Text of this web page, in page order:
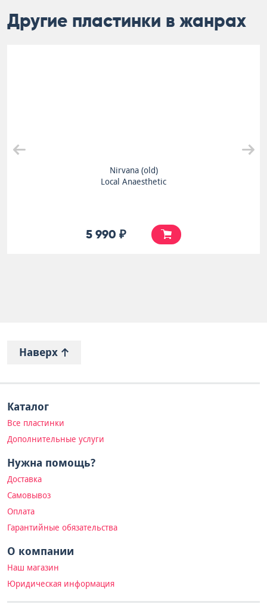
Другие пластинки в жанрах
Nirvana (old)
Local Anaesthetic
5 990 ₽
Наверх
Каталог
Все пластинки
Дополнительные услуги
Нужна помощь?
Доставка
Самовывоз
Оплата
Гарантийные обязательства
О компании
Наш магазин
Юридическая информация